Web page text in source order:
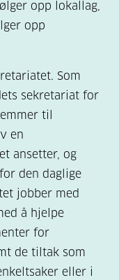
opp lokallag,
opp
Som
sekretariat for
til
en
ansetter, og
den daglige
jobber med
å hjelpe
for
de tiltak som
eller i